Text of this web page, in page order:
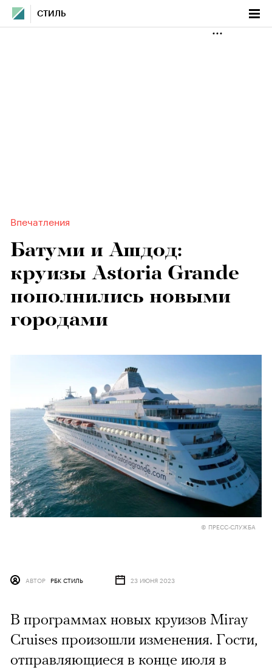
СТИЛЬ
Впечатления
Батуми и Ашдод:
круизы Astoria Grande
пополнились новыми
городами
© ПРЕСС-СЛУЖБА
АВТОР РБК СТИЛЬ 23 ИЮНЯ 2023
В программах новых круизов Miray
Cruises произошли изменения. Гости,
отправляющиеся в конце июля в